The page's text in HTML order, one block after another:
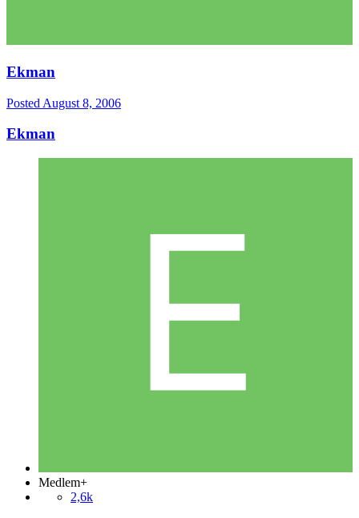
Ekman
Posted August 8, 2006
Ekman
Medlem+
2,6k